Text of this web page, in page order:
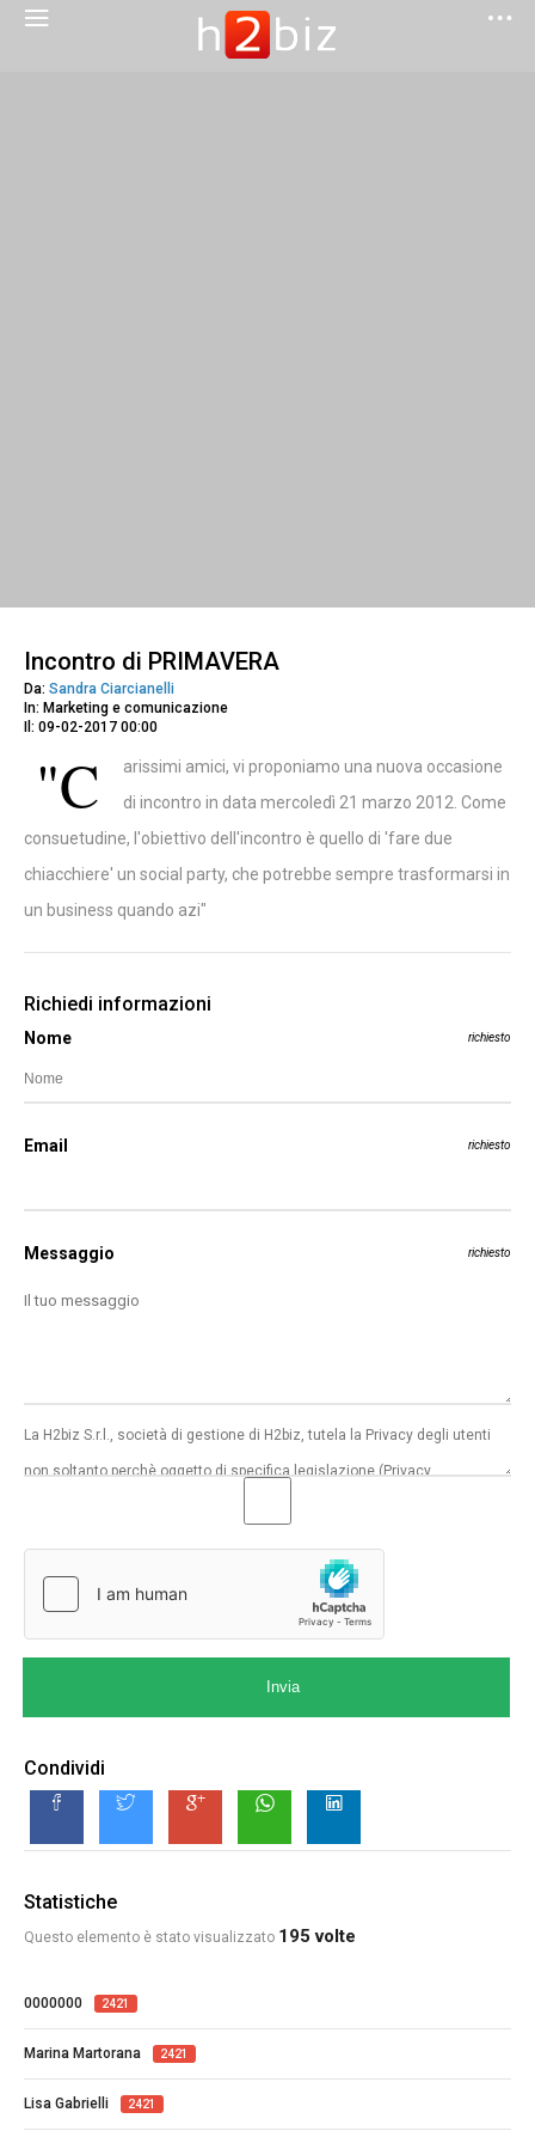
Incontro di PRIMAVERA
Da: Sandra Ciarcianelli
In: Marketing e comunicazione
Il: 09-02-2017 00:00
"C
arissimi amici, vi proponiamo una nuova occasione
di incontro in data mercoledì 21 marzo 2012. Come
consuetudine, l'obiettivo dell'incontro è quello di 'fare due
chiacchiere' un social party, che potrebbe sempre trasformarsi in
un business quando azi"
Richiedi informazioni
Nome richiesto
Email richiesto
Messaggio richiesto
Invia
Condividi
Statistiche
Questo elemento è stato visualizzato 195 volte
0000000 2421
Marina Martorana 2421
Lisa Gabrielli 2421